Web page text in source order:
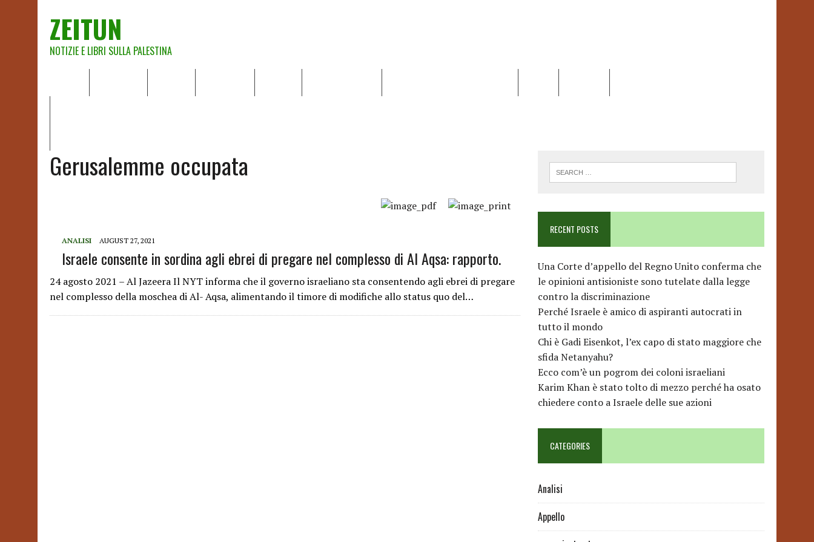
ZEITUN
NOTIZIE E LIBRI SULLA PALESTINA
Gerusalemme occupata
ANALISI AUGUST 27, 2021
Israele consente in sordina agli ebrei di pregare nel complesso di Al Aqsa: rapporto.
24 agosto 2021 – Al Jazeera Il NYT informa che il governo israeliano sta consentendo agli ebrei di pregare
nel complesso della moschea di Al- Aqsa, alimentando il timore di modifiche allo status quo del…
RECENT POSTS
Una Corte d’appello del Regno Unito conferma che
le opinioni antisioniste sono tutelate dalla legge
contro la discriminazione
Perché Israele è amico di aspiranti autocrati in
tutto il mondo
Chi è Gadi Eisenkot, l’ex capo di stato maggiore che
sfida Netanyahu?
Ecco com’è un pogrom dei coloni israeliani
Karim Khan è stato tolto di mezzo perché ha osato
chiedere conto a Israele delle sue azioni
CATEGORIES
Analisi
Appello